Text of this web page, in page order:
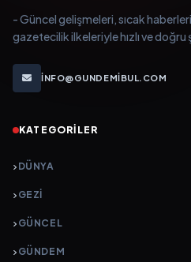
- Güncel gelişmeleri, sıcak haberleri
gazetecilik ilkeleriyle hızlı ve
INFO@GUNDEMIBUL.COM
KATEGORILER
DÜNYA
GEZI
GÜNCEL
GÜNDEM